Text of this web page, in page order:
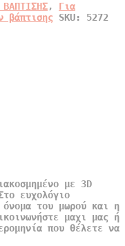
, Για
βάπτισης SKU: 5272
με 3D
ευχολόγιο
όνομα του μωρού και η
μαχι μας ή
που θέλετε να